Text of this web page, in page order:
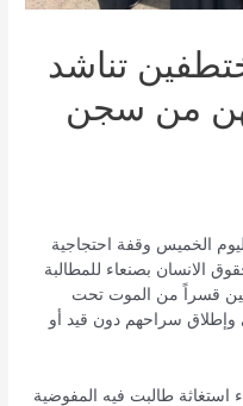
تناشد
من سجن
الخميس وقفة احتجاجية
الانسان بصنعاء للمطالبة
قسراً من الموت تحت
سراحهم دون قيد أو
طالبت فيه المفوضية